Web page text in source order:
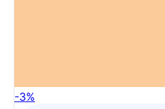
-3%